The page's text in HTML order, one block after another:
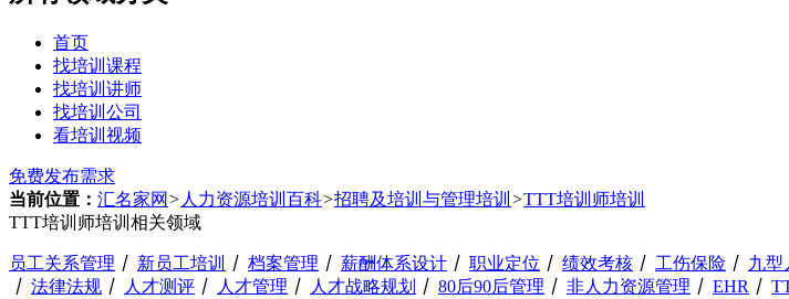
首页
找培训课程
找培训讲师
找培训公司
看培训视频
免费发布需求
当前位置： 汇名家网 > 人力资源培训百科>招聘及培训与管理培训 >TTT培训师培训
TTT培训师培训相关领域
员工关系管理 丨 新员工培训 丨 档案管理 丨 薪酬体系设计 丨 职业定位 丨 绩效考核 丨 工伤保险 丨 九型
丨 法律法规 丨 人才测评 丨 人才管理 丨 人才战略规划 丨 80后90后管理 丨 非人力资源管理 丨 EHR 丨